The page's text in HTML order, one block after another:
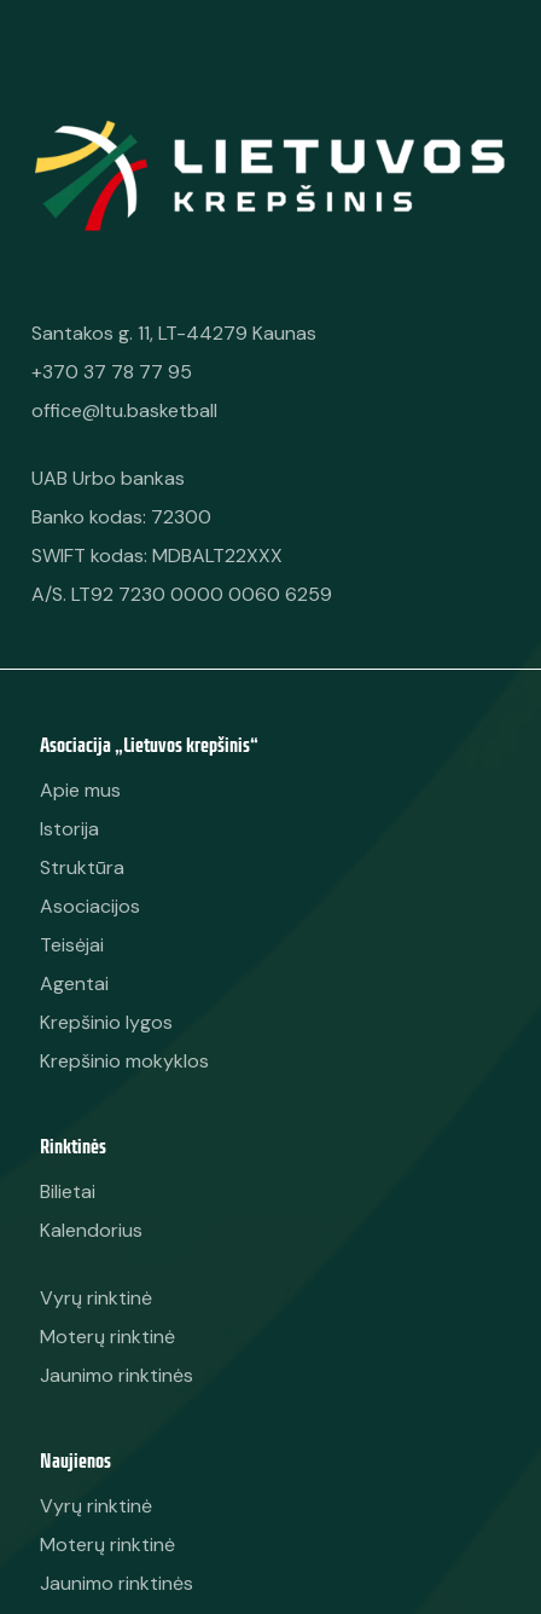
Santakos g. 11, LT-44279 Kaunas
+370 37 78 77 95
office@ltu.basketball
UAB Urbo bankas
Banko kodas: 72300
SWIFT kodas: MDBALT22XXX
A/S. LT92 7230 0000 0060 6259
Asociacija „Lietuvos krepšinis“
Apie mus
Istorija
Struktūra
Asociacijos
Teisėjai
Agentai
Krepšinio lygos
Krepšinio mokyklos
Rinktinės
Bilietai
Kalendorius
Vyrų rinktinė
Moterų rinktinė
Jaunimo rinktinės
Naujienos
Vyrų rinktinė
Moterų rinktinė
Jaunimo rinktinės